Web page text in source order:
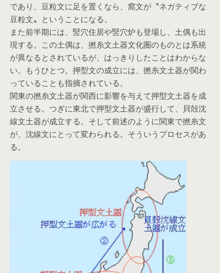
であり、豆粒文に足を置くなら、窩文が〝ネガティブな
豆粒文〟ということになる。
また前半期には、竪穴住居や竪穴炉も登場し、土偶も出
現する。この土偶は、撚糸文土器文化圏のものとは系統
が異なるとされているが、はっきりしたことはわからな
い。もうひとつ。押型文の成立には、撚糸文土器が関わ
っていることも指摘されている。
関東の撚糸文土器が関西に影響を与えて押型文土器を成
立させる。つぎに東北で押型文土器が盛行して、貝殻沈
線文土器が成立する。そして前述のように関東で撚糸文
が、沈線文にとって変わられる。そういうプロセスがあ
る。